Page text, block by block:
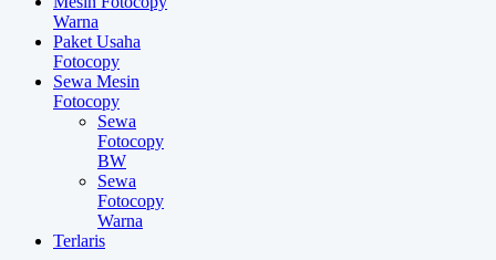
Warna
Paket Usaha
Fotocopy
Sewa Mesin
Fotocopy
Sewa
Fotocopy
BW
Sewa
Fotocopy
Warna
Terlaris